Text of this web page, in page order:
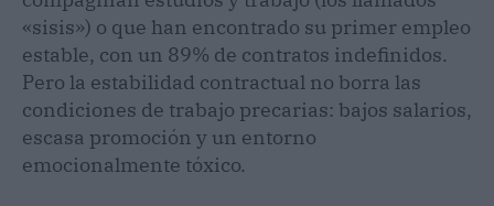
«sisis») o que han encontrado su primer empleo
estable, con un 89% de contratos indefinidos.
Pero la estabilidad contractual no borra las
condiciones de trabajo precarias: bajos salarios,
escasa promoción y un entorno
emocionalmente tóxico.